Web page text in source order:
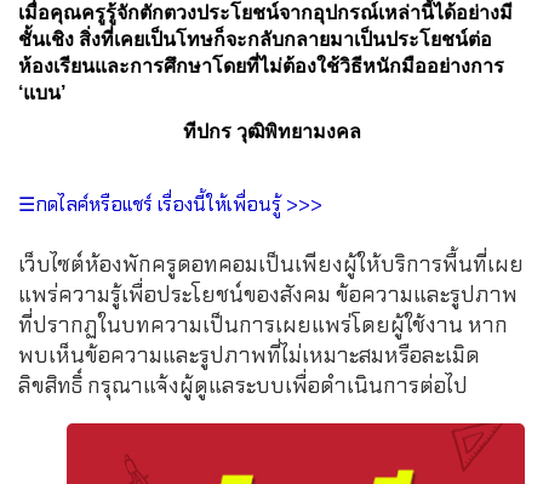
เมื่อคุณครูรู้จักตักตวงประโยชน์จากอุปกรณ์เหล่านี้ได้อย่างมี
ชั้นเชิง สิ่งที่เคยเป็นโทษก็จะกลับกลายมาเป็นประโยชน์ต่อ
ห้องเรียนและการศึกษาโดยที่ไม่ต้องใช้วิธีหนักมืออย่างการ
‘แบน’
ทีปกร วุฒิพิทยามงคล
☰กดไลค์หรือแชร์ เรื่องนี้ให้เพื่อนรู้ >>>
เว็บไซต์ห้องพักครูดอทคอมเป็นเพียงผู้ให้บริการพื้นที่เผย
แพร่ความรู้เพื่อประโยชน์ของสังคม ข้อความและรูปภาพ
ที่ปรากฏในบทความเป็นการเผยแพร่โดยผู้ใช้งาน หาก
พบเห็นข้อความและรูปภาพที่ไม่เหมาะสมหรือละเมิด
ลิขสิทธิ์ กรุณาแจ้งผู้ดูแลระบบเพื่อดำเนินการต่อไป